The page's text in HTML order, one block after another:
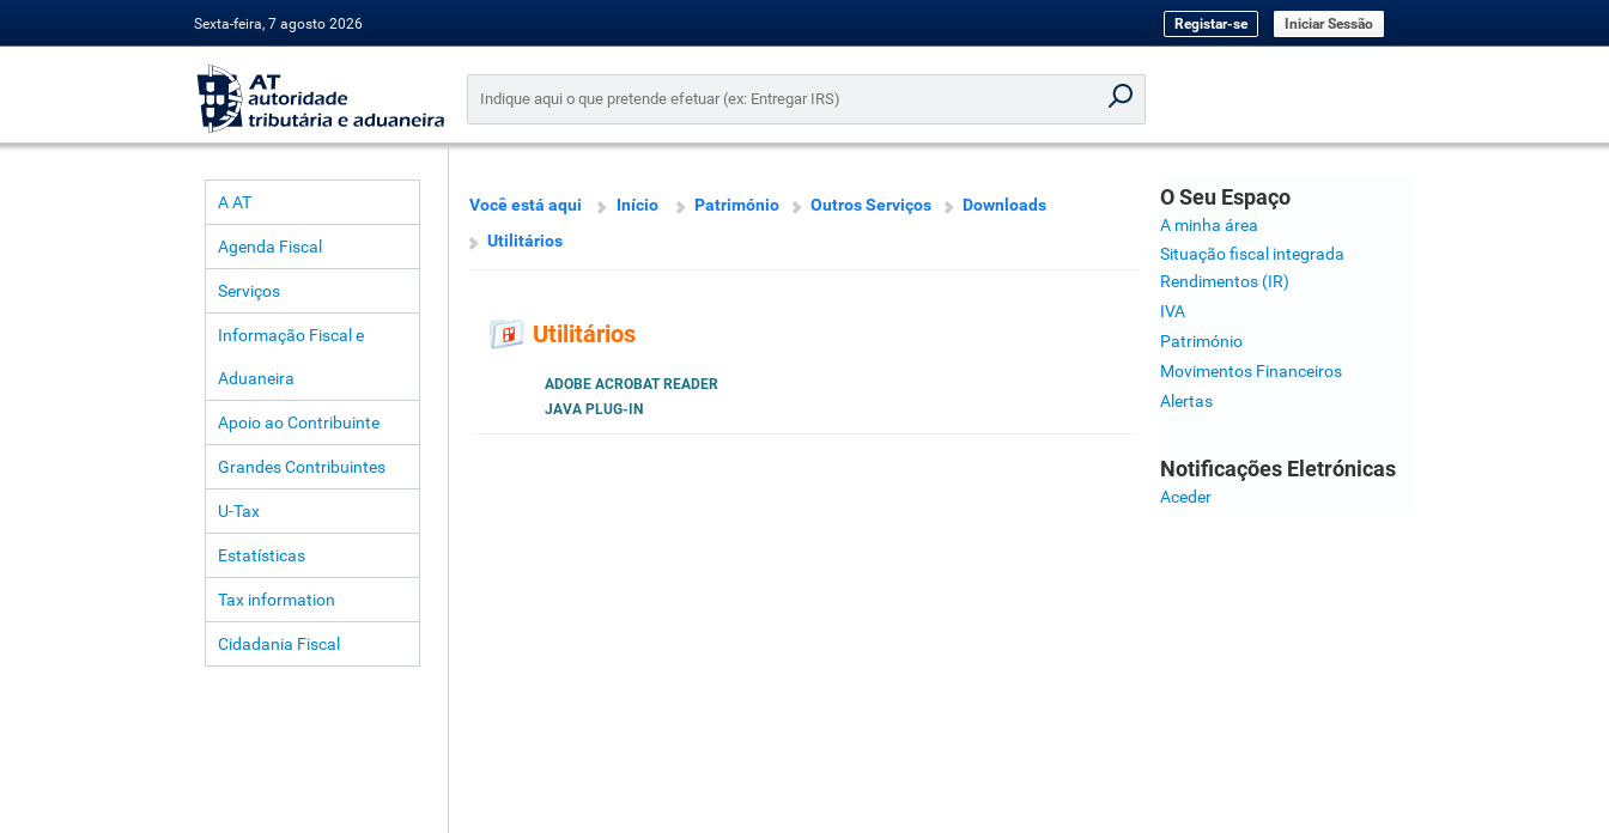
Sexta-feira, 7 agosto 2026 Registar-se Iniciar Sessão
A AT
Agenda Fiscal
Serviços
Informação Fiscal e
Aduaneira
Apoio ao Contribuinte
Grandes Contribuintes
U-Tax
Estatísticas
Tax information
Cidadania Fiscal
Você está aqui Início Património Outros Serviços
Downloads
Utilitários
Utilitários
ADOBE ACROBAT READER
JAVA PLUG-IN
O Seu Espaço
A minha área
Situação fiscal integrada
Rendimentos (IR)
IVA
Património
Movimentos Financeiros
Alertas
Notificações Eletrónicas
Aceder